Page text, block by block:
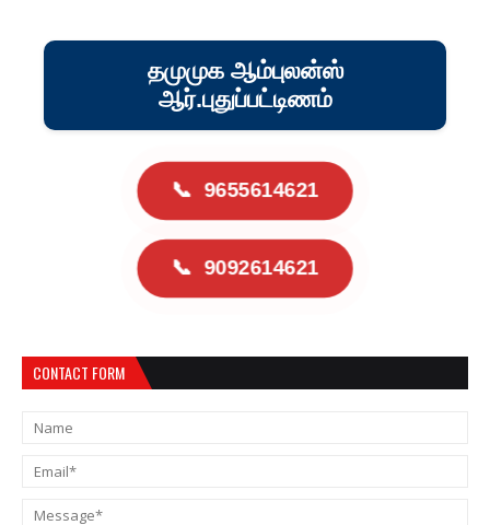
தமுமுக ஆம்புலன்ஸ்
ஆர்.புதுப்பட்டிணம்
📞 9655614621
📞 9092614621
CONTACT FORM